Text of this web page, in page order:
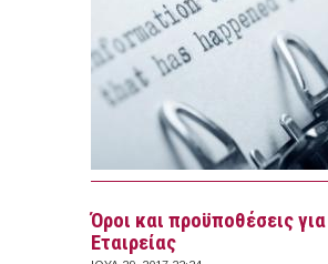
Όροι και προϋποθέσεις
Εταιρείας